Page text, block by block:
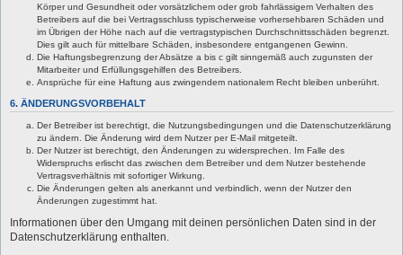
Körper und Gesundheit oder vorsätzlichem oder grob fahrlässigem Verhalten des
Betreibers auf die bei Vertragsschluss typischerweise vorhersehbaren Schäden und
im Übrigen der Höhe nach auf die vertragstypischen Durchschnittsschäden begrenzt.
Dies gilt auch für mittelbare Schäden, insbesondere entgangenen Gewinn.
Die Haftungsbegrenzung der Absätze a bis c gilt sinngemäß auch zugunsten der
Mitarbeiter und Erfüllungsgehilfen des Betreibers.
Ansprüche für eine Haftung aus zwingendem nationalem Recht bleiben unberührt.
6. ÄNDERUNGSVORBEHALT
Der Betreiber ist berechtigt, die Nutzungsbedingungen und die Datenschutzerklärung
zu ändern. Die Änderung wird dem Nutzer per E-Mail mitgeteilt.
Der Nutzer ist berechtigt, den Änderungen zu widersprechen. Im Falle des
Widerspruchs erlischt das zwischen dem Betreiber und dem Nutzer bestehende
Vertragsverhältnis mit sofortiger Wirkung.
Die Änderungen gelten als anerkannt und verbindlich, wenn der Nutzer den
Änderungen zugestimmt hat.
Informationen über den Umgang mit deinen persönlichen Daten sind in der
Datenschutzerklärung enthalten.